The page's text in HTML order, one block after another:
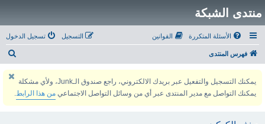
منتدى الشبكة
الأسئلة المتكررة القوانين تسجيل الدخول التسجيل
فهرس المنتدى
يمكنك التسجيل والتفعيل عبر بريدك الالكتروني، راجع صندوق الـJunk، ولأي مشكلة
يمكنك التواصل مع مدير المنتدى عبر أي من وسائل التواصل الاجتماعي من هذا الرابط.